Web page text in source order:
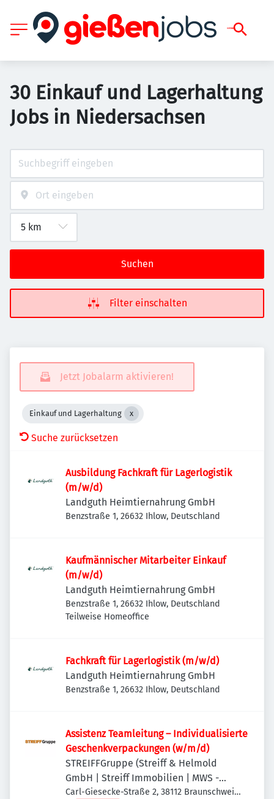
30 Einkauf und Lagerhaltung
Jobs in Niedersachsen
Suchen
Filter einschalten
Jetzt Jobalarm aktivieren!
Einkauf und Lagerhaltung
Suche zurücksetzen
Ausbildung Fachkraft für Lagerlogistik
(m/w/d)
Landguth Heimtiernahrung GmbH
Benzstraße 1, 26632 Ihlow, Deutschland
Kaufmännischer Mitarbeiter Einkauf
(m/w/d)
Landguth Heimtiernahrung GmbH
Benzstraße 1, 26632 Ihlow, Deutschland
Teilweise Homeoffice
Fachkraft für Lagerlogistik (m/w/d)
Landguth Heimtiernahrung GmbH
Benzstraße 1, 26632 Ihlow, Deutschland
Assistenz Teamleitung – Individualisierte
Geschenkverpackungen (w/m/d)
STREIFFGruppe (Streiff & Helmold
GmbH | Streiff Immobilien | MWS -
Mechanische Werkstatt Streiff GmbH &
Carl-Giesecke-Straße 2, 38112 Braunschweig,